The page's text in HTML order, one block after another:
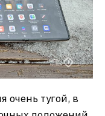
очень тугой, в